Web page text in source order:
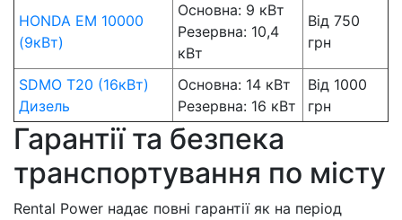
HONDA EM 10000
(9кВт)
Основна: 9 кВт
Резервна: 10,4
кВт
Від 750
грн
SDMO T20 (16кВт)
Дизель
Основна: 14 кВт
Резервна: 16 кВт
Від 1000
грн
Гарантії та безпека
транспортування по місту
Rental Power надає повні гарантії як на період